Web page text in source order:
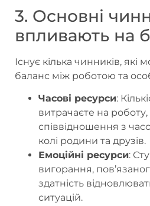
3. Основні
впливають на
Існує кілька чинників, які
баланс між роботою та
Часові ресурси:
витрачаєте на роботу,
співвідношення з
колі родини та друзів.
Емоційні ресурси:
вигорання,
здатність
ситуацій.